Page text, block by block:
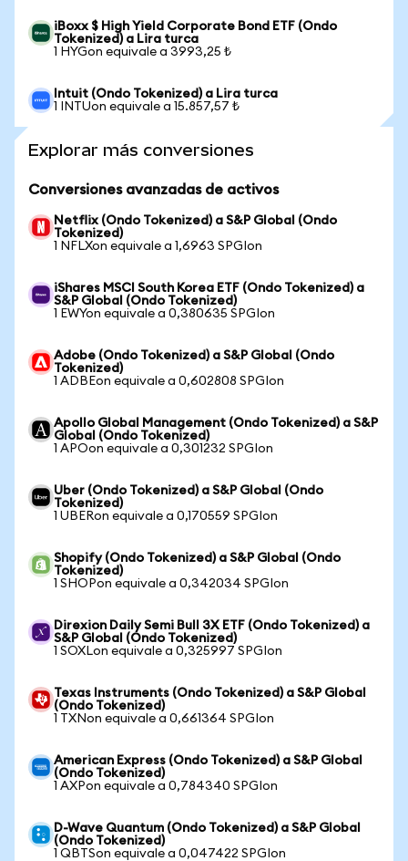
iBoxx $ High Yield Corporate Bond ETF (Ondo
Tokenized) a Lira turca
1 HYGon equivale a 3993,25 ₺
Intuit (Ondo Tokenized) a Lira turca
1 INTUon equivale a 15.857,57 ₺
Explorar más conversiones
Conversiones avanzadas de activos
Netflix (Ondo Tokenized) a S&P Global (Ondo
Tokenized)
1 NFLXon equivale a 1,6963 SPGIon
iShares MSCI South Korea ETF (Ondo Tokenized) a
S&P Global (Ondo Tokenized)
1 EWYon equivale a 0,380635 SPGIon
Adobe (Ondo Tokenized) a S&P Global (Ondo
Tokenized)
1 ADBEon equivale a 0,602808 SPGIon
Apollo Global Management (Ondo Tokenized) a S&P
Global (Ondo Tokenized)
1 APOon equivale a 0,301232 SPGIon
Uber (Ondo Tokenized) a S&P Global (Ondo
Tokenized)
1 UBERon equivale a 0,170559 SPGIon
Shopify (Ondo Tokenized) a S&P Global (Ondo
Tokenized)
1 SHOPon equivale a 0,342034 SPGIon
Direxion Daily Semi Bull 3X ETF (Ondo Tokenized) a
S&P Global (Ondo Tokenized)
1 SOXLon equivale a 0,325997 SPGIon
Texas Instruments (Ondo Tokenized) a S&P Global
(Ondo Tokenized)
1 TXNon equivale a 0,661364 SPGIon
American Express (Ondo Tokenized) a S&P Global
(Ondo Tokenized)
1 AXPon equivale a 0,784340 SPGIon
D-Wave Quantum (Ondo Tokenized) a S&P Global
(Ondo Tokenized)
1 QBTSon equivale a 0,047422 SPGIon